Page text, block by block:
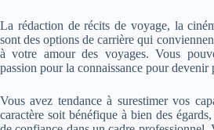
La rédaction de récits de voyage, la
sont des options de carrière qui
à votre amour des voyages. Vous
passion pour la connaissance pour devenir
Vous avez tendance à surestimer vos
caractère soit bénéfique à bien des